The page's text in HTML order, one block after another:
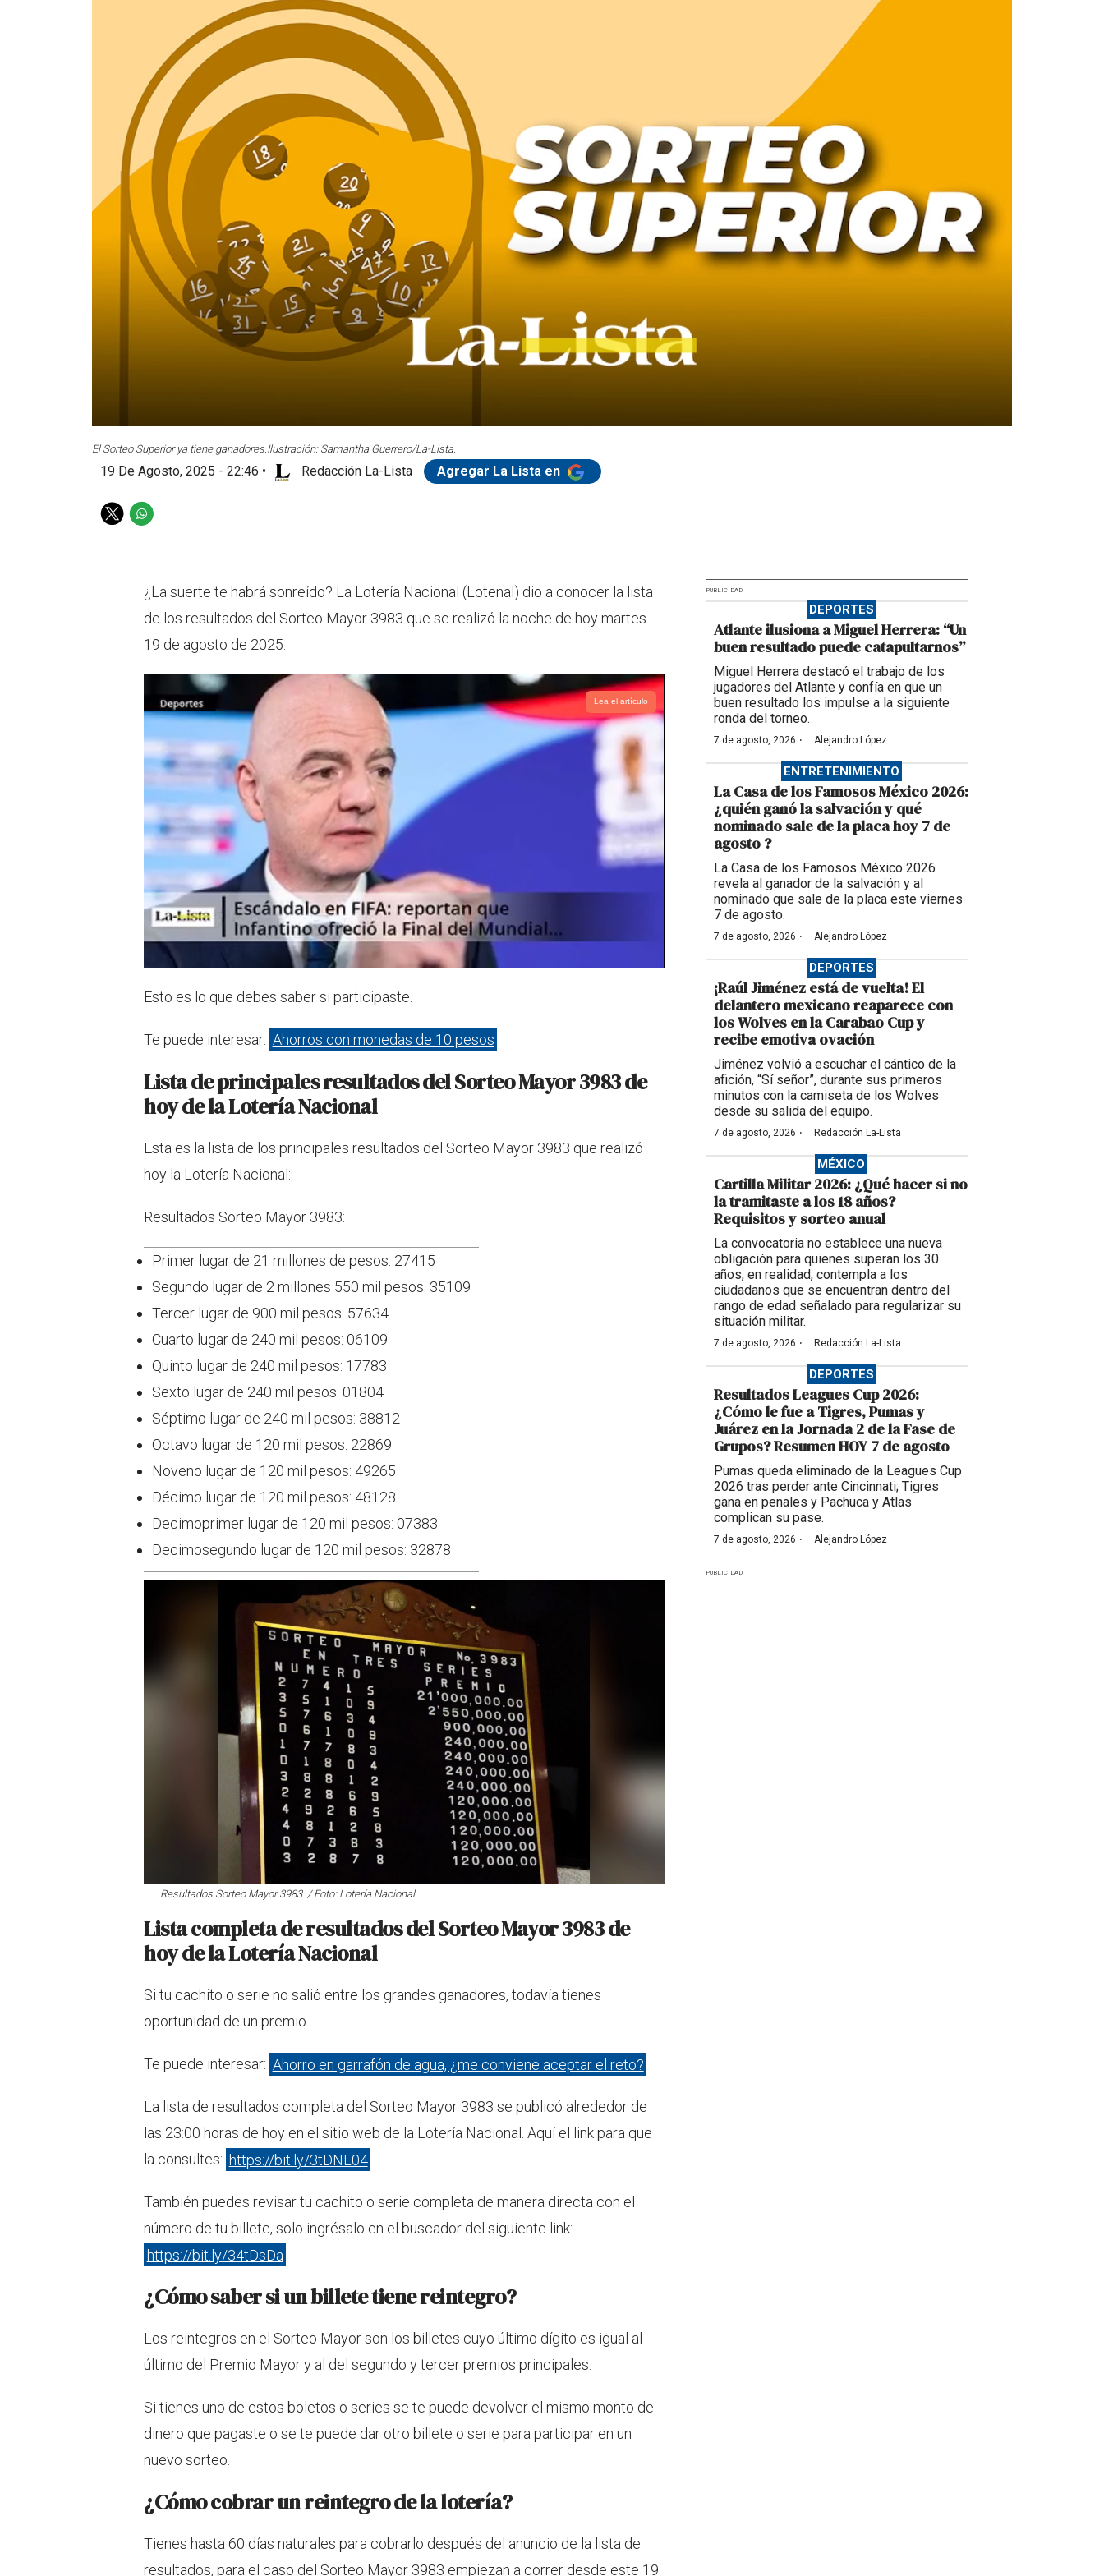
El Sorteo Superior ya tiene ganadores.Ilustración: Samantha Guerrero/La-Lista.
19 De Agosto, 2025 - 22:46 • Redacción La-Lista Agregar La Lista en
T
W
s
p
p
¿La suerte te habrá sonreído? La Lotería Nacional (Lotenal) dio a conocer la lista
de los resultados del Sorteo Mayor 3983 que se realizó la noche de hoy martes
19 de agosto de 2025.
Lea el artículo
Esto es lo que debes saber si participaste.
Te puede interesar: Ahorros con monedas de 10 pesos
Lista de principales resultados del Sorteo Mayor 3983 de
hoy de la Lotería Nacional
Esta es la lista de los principales resultados del Sorteo Mayor 3983 que realizó
hoy la Lotería Nacional:
Resultados Sorteo Mayor 3983:
Primer lugar de 21 millones de pesos: 27415
Segundo lugar de 2 millones 550 mil pesos: 35109
Tercer lugar de 900 mil pesos: 57634
Cuarto lugar de 240 mil pesos: 06109
Quinto lugar de 240 mil pesos: 17783
Sexto lugar de 240 mil pesos: 01804
Séptimo lugar de 240 mil pesos: 38812
Octavo lugar de 120 mil pesos: 22869
Noveno lugar de 120 mil pesos: 49265
Décimo lugar de 120 mil pesos: 48128
Decimoprimer lugar de 120 mil pesos: 07383
Decimosegundo lugar de 120 mil pesos: 32878
Resultados Sorteo Mayor 3983. / Foto: Lotería Nacional.
Lista completa de resultados del Sorteo Mayor 3983 de
hoy de la Lotería Nacional
Si tu cachito o serie no salió entre los grandes ganadores, todavía tienes
oportunidad de un premio.
Te puede interesar: Ahorro en garrafón de agua, ¿me conviene aceptar el reto?
La lista de resultados completa del Sorteo Mayor 3983 se publicó alrededor de
las 23:00 horas de hoy en el sitio web de la Lotería Nacional. Aquí el link para que
la consultes: https://bit.ly/3tDNL04
También puedes revisar tu cachito o serie completa de manera directa con el
número de tu billete, solo ingrésalo en el buscador del siguiente link:
https://bit.ly/34tDsDa
¿Cómo saber si un billete tiene reintegro?
Los reintegros en el Sorteo Mayor son los billetes cuyo último dígito es igual al
último del Premio Mayor y al del segundo y tercer premios principales.
Si tienes uno de estos boletos o series se te puede devolver el mismo monto de
dinero que pagaste o se te puede dar otro billete o serie para participar en un
nuevo sorteo.
¿Cómo cobrar un reintegro de la lotería?
Tienes hasta 60 días naturales para cobrarlo después del anuncio de la lista de
resultados, para el caso del Sorteo Mayor 3983 empiezan a correr desde este 19
PUBLICIDAD
DEPORTES
Atlante ilusiona a Miguel Herrera: “Un
buen resultado puede catapultarnos”
Miguel Herrera destacó el trabajo de los
jugadores del Atlante y confía en que un
buen resultado los impulse a la siguiente
ronda del torneo.
7 de agosto, 2026 · Alejandro López
ENTRETENIMIENTO
La Casa de los Famosos México 2026:
¿quién ganó la salvación y qué
nominado sale de la placa hoy 7 de
agosto ?
La Casa de los Famosos México 2026
revela al ganador de la salvación y al
nominado que sale de la placa este viernes
7 de agosto.
7 de agosto, 2026 · Alejandro López
DEPORTES
¡Raúl Jiménez está de vuelta! El
delantero mexicano reaparece con
los Wolves en la Carabao Cup y
recibe emotiva ovación
Jiménez volvió a escuchar el cántico de la
afición, “Sí señor”, durante sus primeros
minutos con la camiseta de los Wolves
desde su salida del equipo.
7 de agosto, 2026 · Redacción La-Lista
MÉXICO
Cartilla Militar 2026: ¿Qué hacer si no
la tramitaste a los 18 años?
Requisitos y sorteo anual
La convocatoria no establece una nueva
obligación para quienes superan los 30
años, en realidad, contempla a los
ciudadanos que se encuentran dentro del
rango de edad señalado para regularizar su
situación militar.
7 de agosto, 2026 · Redacción La-Lista
DEPORTES
Resultados Leagues Cup 2026:
¿Cómo le fue a Tigres, Pumas y
Juárez en la Jornada 2 de la Fase de
Grupos? Resumen HOY 7 de agosto
Pumas queda eliminado de la Leagues Cup
2026 tras perder ante Cincinnati; Tigres
gana en penales y Pachuca y Atlas
complican su pase.
7 de agosto, 2026 · Alejandro López
PUBLICIDAD